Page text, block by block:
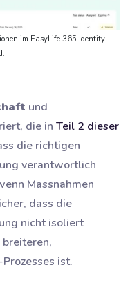
im EasyLife 365 Identity-
und
die in Teil 2 dieser
die richtigen
verantwortlich
Massnahmen
dass die
nicht isoliert
ist.